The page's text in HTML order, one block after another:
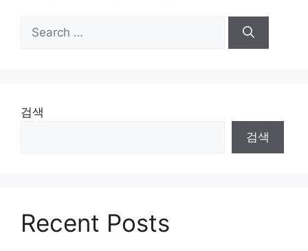
for:
검색
검색
Recent Posts